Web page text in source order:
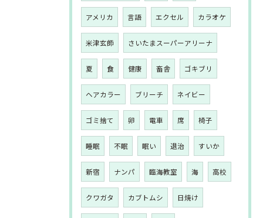
アメリカ 言語 エクセル カラオケ
米津玄師 さいたまスーパーアリーナ
夏 食 健康 畜舎 ゴキブリ
ヘアカラー ブリーチ ネイビー
ゴミ捨て 卵 電車 席 椅子
睡眠 不眠 眠い 退治 すいか
新宿 ナンパ 臨海教室 海 高校
クワガタ カブトムシ 日焼け